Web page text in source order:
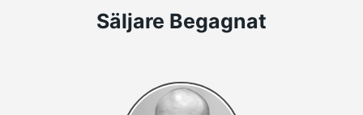
Säljare Begagnat